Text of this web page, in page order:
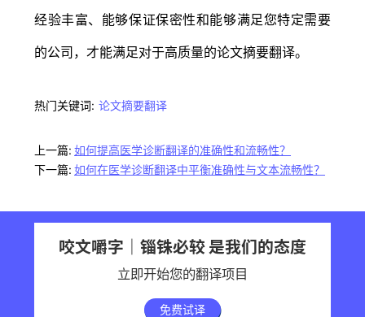
经验丰富、能够保证保密性和能够满足您特定需要
的公司，才能满足对于高质量的论文摘要翻译。
热门关键词: 论文摘要翻译
上一篇: 如何提高医学诊断翻译的准确性和流畅性？
下一篇: 如何在医学诊断翻译中平衡准确性与文本流畅性？
咬文嚼字｜锱铢必较 是我们的态度
立即开始您的翻译项目
免费试译